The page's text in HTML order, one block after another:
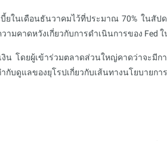
ยในเดือนธันวาคมไว้ที่ประมาณ 70% ในสัป
ามคาดหวังเกี่ยวกับการดำเนินการของ Fed
น โดยผู้เข้าร่วมตลาดส่วนใหญ่คาดว่าจะมีก
ดูแลของยุโรปเกี่ยวกับเส้นทางนโยบายการ